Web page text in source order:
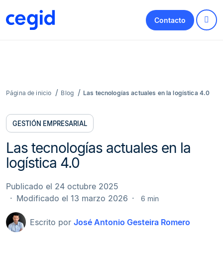
Contacto
Página de inicio Blog Las tecnologías actuales en la logística 4.0
GESTIÓN EMPRESARIAL
Las tecnologías actuales en la
logística 4.0
Escrito por José Antonio Gesteira Romero
Publicado el 24 octubre 2025
Modificado el 13 marzo 2026
6 min